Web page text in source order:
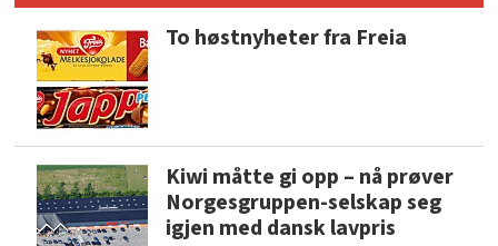
To høstnyheter fra Freia
Kiwi måtte gi opp – nå prøver
Norgesgruppen-selskap seg
igjen med dansk lavpris